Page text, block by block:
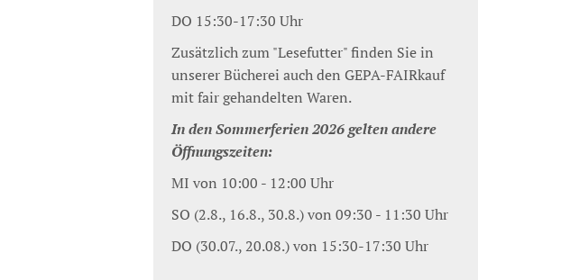
DO 15:30-17:30 Uhr
Zusätzlich zum "Lesefutter" finden Sie in
unserer Bücherei auch den GEPA-FAIRkauf
mit fair gehandelten Waren.
In den Sommerferien 2026 gelten andere
Öffnungszeiten:
MI von 10:00 - 12:00 Uhr
SO (2.8., 16.8., 30.8.) von 09:30 - 11:30 Uhr
DO (30.07., 20.08.) von 15:30-17:30 Uhr